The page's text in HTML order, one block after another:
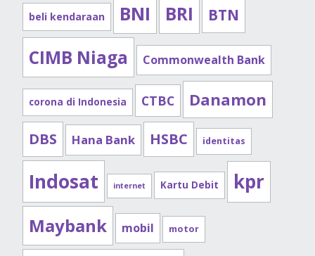
beli kendaraan BNI BRI BTN
CIMB Niaga Commonwealth Bank
corona di Indonesia CTBC Danamon
DBS Hana Bank HSBC identitas
Indosat internet Kartu Debit kpr
Maybank mobil motor